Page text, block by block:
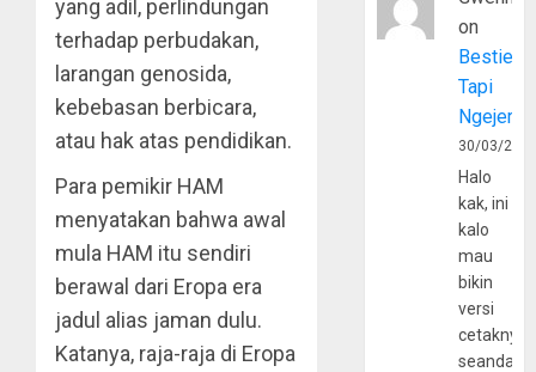
yang adil, perlindungan
terhadap perbudakan,
larangan genosida,
kebebasan berbicara,
atau hak atas pendidikan.
Para pemikir HAM
menyatakan bahwa awal
mula HAM itu sendiri
berawal dari Eropa era
jadul alias jaman dulu.
Katanya, raja-raja di Eropa
on
Bestie
Tapi
30/03/
Halo
kak, ini
kalo
mau
bikin
versi
cetaknya